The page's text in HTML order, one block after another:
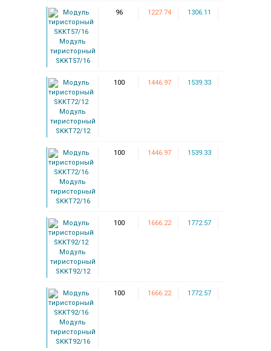
Модуль
тиристорный
SKKT57/16
96 1227.74 1306.11
Модуль
тиристорный
SKKT72/12
100 1446.97 1539.33
Модуль
тиристорный
SKKT72/16
100 1446.97 1539.33
Модуль
тиристорный
SKKT92/12
100 1666.22 1772.57
Модуль
тиристорный
SKKT92/16
100 1666.22 1772.57